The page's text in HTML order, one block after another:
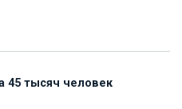
45 тысяч человек